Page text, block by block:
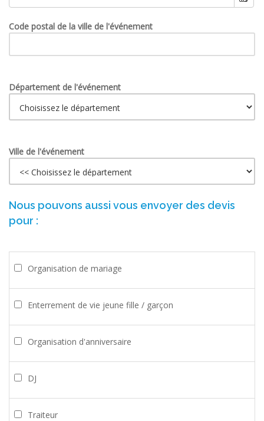
Code postal de la ville de l'événement
Département de l'événement
Ville de l'événement
Nous pouvons aussi vous envoyer des devis
pour :
Organisation de mariage
Enterrement de vie jeune fille / garçon
Organisation d'anniversaire
DJ
Traiteur